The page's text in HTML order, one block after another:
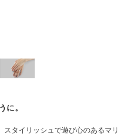
に。
タイリッシュで遊び心のあるマリ